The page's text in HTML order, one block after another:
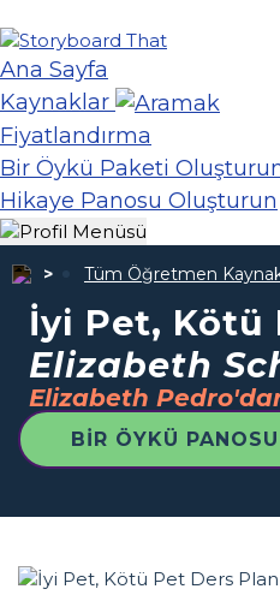
Ana Sayfa
Kaynaklar
Fiyatlandırma
Bir Öykü Paketi
Hikaye Panosu Oluşturun
Tüm Öğretmen
İyi Pet, Kötü
Elizabeth
Elizabeth
BIR ÖYKÜ